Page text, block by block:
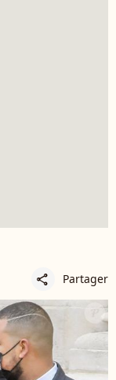
share Partager